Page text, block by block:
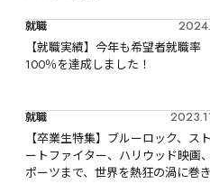
就職
【就職実績】今年も希望者就職率
100％を達成しました！
就職
【卒業生特集】ブルーロック、ス
ートファイター、ハリウッド映画
ポーツまで、世界を熱狂の渦に巻